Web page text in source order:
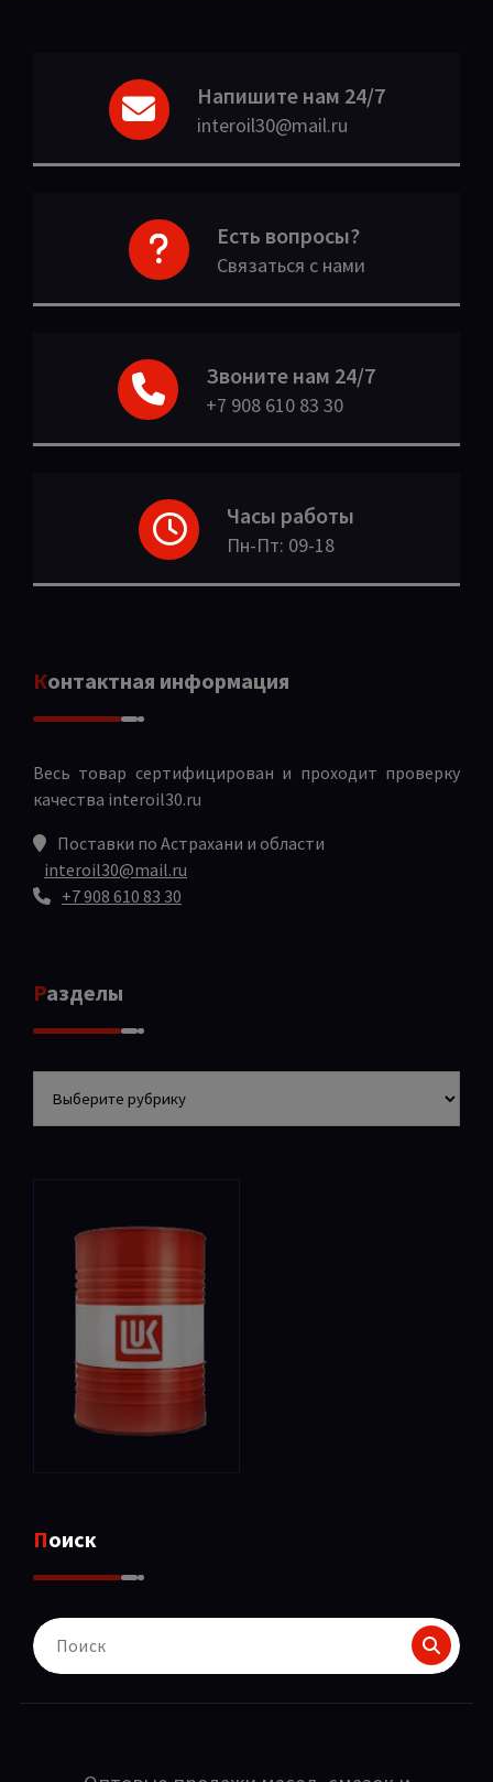
Напишите нам 24/7
interoil30@mail.ru
Есть вопросы?
Связаться с нами
Звоните нам 24/7
+7 908 610 83 30
Часы работы
Пн-Пт: 09-18
Контактная информация
Весь товар сертифицирован и проходит проверку
качества interoil30.ru
Поставки по Астрахани и области
interoil30@mail.ru
+7 908 610 83 30
Разделы
Поиск
Поиск
для: